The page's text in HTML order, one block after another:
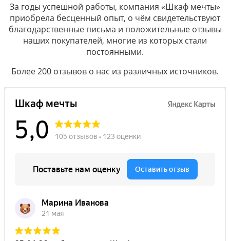
За годы успешной работы, компания «Шкаф мечты»
приобрела бесценный опыт, о чём свидетельствуют
благодарственные письма и положительные отзывы
наших покупателей, многие из которых стали
постоянными.
Более 200 отзывов о нас из различных источников.